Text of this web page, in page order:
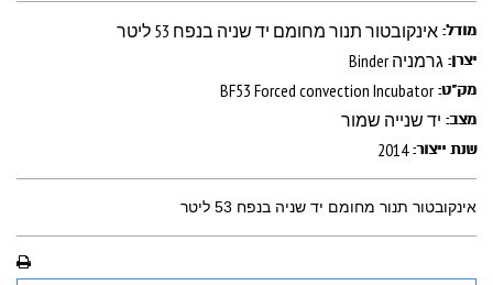
מודל: אינקובטור תנור מחומם יד שניה בנפח 53 ליטר
יצרן: Binder גרמניה
מק"ט: BF53 Forced convection Incubator
מצב: יד שנייה שמור
שנת ייצור: 2014
אינקובטור תנור מחומם יד שניה בנפח 53 ליטר